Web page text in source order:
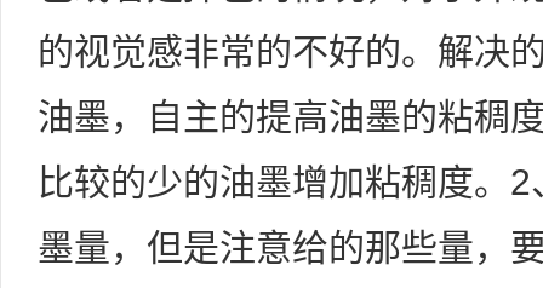
的视觉感非常的不好的。解决
油墨，自主的提高油墨的粘稠
比较的少的油墨增加粘稠度。
墨量，但是注意给的那些量，